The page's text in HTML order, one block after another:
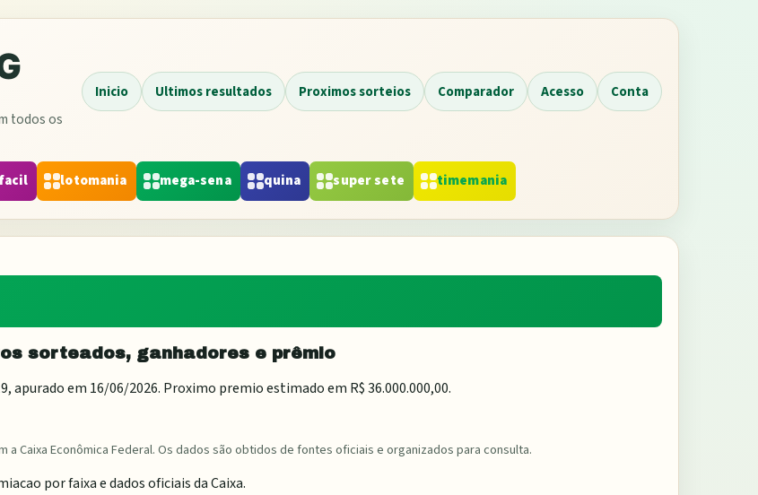
todos os
Inicio Ultimos resultados Proximos sorteios Comparador Acesso Conta
lotomania mega-sena quina super sete timemania
sorteados, ganhadores e prêmio
, apurado em 16/06/2026. Proximo premio estimado em R$ 36.000.000,00.
Caixa Econômica Federal. Os dados são obtidos de fontes oficiais e organizados para consulta.
por faixa e dados oficiais da Caixa.